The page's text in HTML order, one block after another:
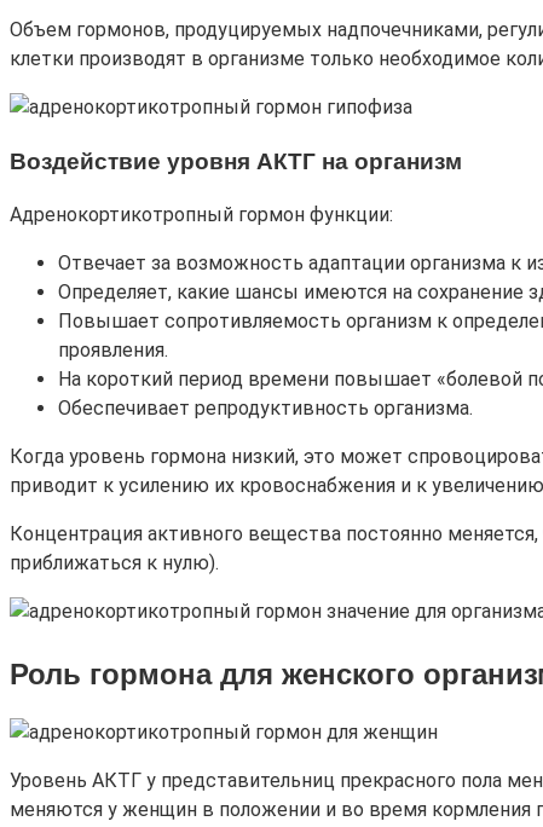
Объем гормонов, продуцируемых надпочечниками,
клетки производят в организме только необходимое
Воздействие уровня АКТГ на организм
Адренокортикотропный гормон функции:
Отвечает за возможность адаптации организма к
Определяет, какие шансы имеются на сохранение
Повышает сопротивляемость организм к
проявления.
На короткий период времени повышает «болевой
Обеспечивает репродуктивность организма.
Когда уровень гормона низкий, это может
приводит к усилению их кровоснабжения и к
Концентрация активного вещества постоянно
приближаться к нулю).
Роль гормона для женского
Уровень АКТГ у представительниц прекрасного пола
меняются у женщин в положении и во время кормления